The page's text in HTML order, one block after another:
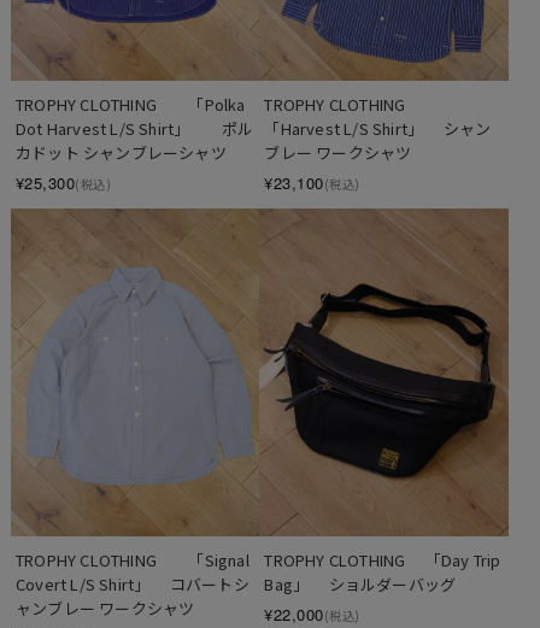
TROPHY CLOTHING　　「Polka
Dot Harvest L/S Shirt」　　ポル
カドット シャンブレーシャツ
¥25,300(税込)
TROPHY CLOTHING
「Harvest L/S Shirt」　 シャン
ブレー ワークシャツ
¥23,100(税込)
TROPHY CLOTHING　　「Signal
Covert L/S Shirt」　 コバートシ
ャンブレー ワークシャツ
TROPHY CLOTHING 　「Day Trip
Bag」 　ショルダーバッグ
¥22,000(税込)